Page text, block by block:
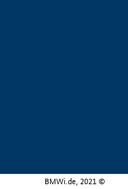
BMWi.de, 2021 ©